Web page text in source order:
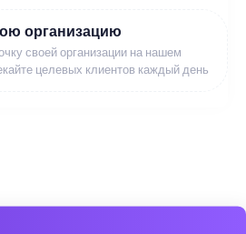
организацию
своей организации на нашем
целевых клиентов каждый день